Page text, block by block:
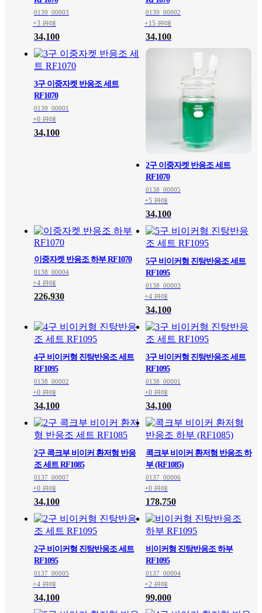
0139_00003
+3 판매
34,100
0139_00002
+15 판매
34,100
3구 이중자켓 반응조 세트
RF1070
0139_00001
+0 판매
34,100
2구 이중자켓 반응조 세트
RF1070
0138_00005
+5 판매
34,100
이중자켓 반응조 하부 RF1070
0138_00004
+4 판매
226,930
5구 비이커형 진탕반응조 세트
RF1095
0138_00003
+4 판매
34,100
4구 비이커형 진탕반응조 세트
RF1095
0138_00002
+0 판매
34,100
3구 비이커형 진탕반응조 세트
RF1095
0138_00001
+0 판매
34,100
2구 콕크부 비이커 환저형 반응
조 세트 RF1085
0137_00007
+0 판매
34,100
콕크부 비이커 환저형 반응조 하
부 (RF1085)
0137_00006
+0 판매
178,750
2구 비이커형 진탕반응조 세트
RF1095
0137_00005
+4 판매
34,100
비이커형 진탕반응조 하부
RF1095
0137_00004
+2 판매
99,000